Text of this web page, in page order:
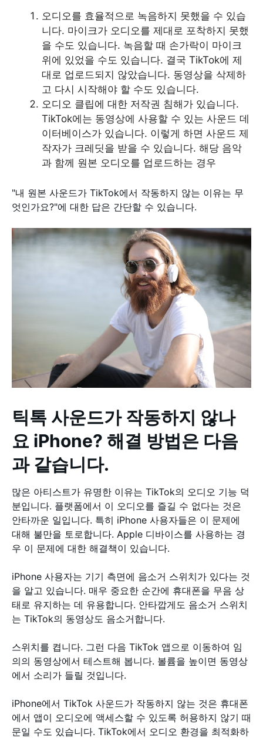
오디오를 효율적으로 녹음하지 못했을 수 있습
니다. 마이크가 오디오를 제대로 포착하지 못했
을 수도 있습니다. 녹음할 때 손가락이 마이크
위에 있었을 수도 있습니다. 결국 TikTok에 제
대로 업로드되지 않았습니다. 동영상을 삭제하
고 다시 시작해야 할 수도 있습니다.
오디오 클립에 대한 저작권 침해가 있습니다.
TikTok에는 동영상에 사용할 수 있는 사운드 데
이터베이스가 있습니다. 이렇게 하면 사운드 제
작자가 크레딧을 받을 수 있습니다. 해당 음악
과 함께 원본 오디오를 업로드하는 경우
"내 원본 사운드가 TikTok에서 작동하지 않는 이유는 무
엇인가요?"에 대한 답은 간단할 수 있습니다.
틱톡 사운드가 작동하지 않나
요 iPhone? 해결 방법은 다음
과 같습니다.
많은 아티스트가 유명한 이유는 TikTok의 오디오 기능 덕
분입니다. 플랫폼에서 이 오디오를 즐길 수 없다는 것은
안타까운 일입니다. 특히 iPhone 사용자들은 이 문제에
대해 불만을 토로합니다. Apple 디바이스를 사용하는 경
우 이 문제에 대한 해결책이 있습니다.
iPhone 사용자는 기기 측면에 음소거 스위치가 있다는 것
을 알고 있습니다. 매우 중요한 순간에 휴대폰을 무음 상
태로 유지하는 데 유용합니다. 안타깝게도 음소거 스위치
는 TikTok의 동영상도 음소거합니다.
스위치를 켭니다. 그런 다음 TikTok 앱으로 이동하여 임
의의 동영상에서 테스트해 봅니다. 볼륨을 높이면 동영상
에서 소리가 들릴 것입니다.
iPhone에서 TikTok 사운드가 작동하지 않는 것은 휴대폰
에서 앱이 오디오에 액세스할 수 있도록 허용하지 않기 때
문일 수도 있습니다. TikTok에서 오디오 환경을 최적화하